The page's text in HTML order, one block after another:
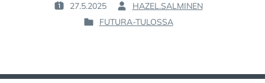
P
D
27.5.2025
B
Y
HAZEL.SALMINEN
P
E
FUTURA-TULOSSA